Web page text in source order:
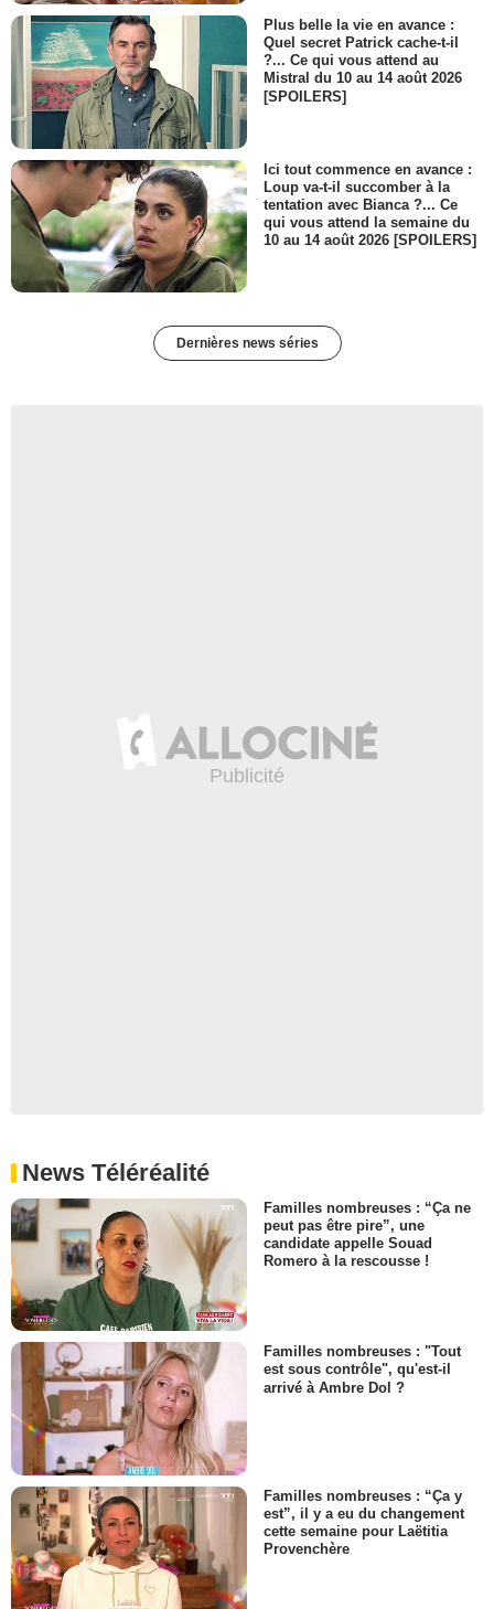
Plus belle la vie en avance :
Quel secret Patrick cache-t-il
?... Ce qui vous attend au
Mistral du 10 au 14 août 2026
[SPOILERS]
Ici tout commence en avance :
Loup va-t-il succomber à la
tentation avec Bianca ?... Ce
qui vous attend la semaine du
10 au 14 août 2026 [SPOILERS]
Dernières news séries
News Téléréalité
Familles nombreuses : “Ça ne
peut pas être pire”, une
candidate appelle Souad
Romero à la rescousse !
Familles nombreuses : "Tout
est sous contrôle", qu'est-il
arrivé à Ambre Dol ?
Familles nombreuses : “Ça y
est”, il y a eu du changement
cette semaine pour Laëtitia
Provenchère